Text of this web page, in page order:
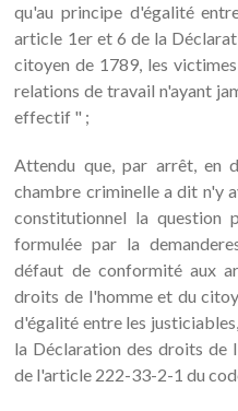
qu'au principe d'égalité
article 1er et 6 de la
citoyen de 1789, les
relations de travail n'ayant
effectif " ;
Attendu que, par arrêt, en
chambre criminelle a dit n'y
constitutionnel la question
formulée par la
défaut de conformité aux
droits de l'homme et du
d'égalité entre les
la Déclaration des droits de
de l'article 222-33-2-1 du